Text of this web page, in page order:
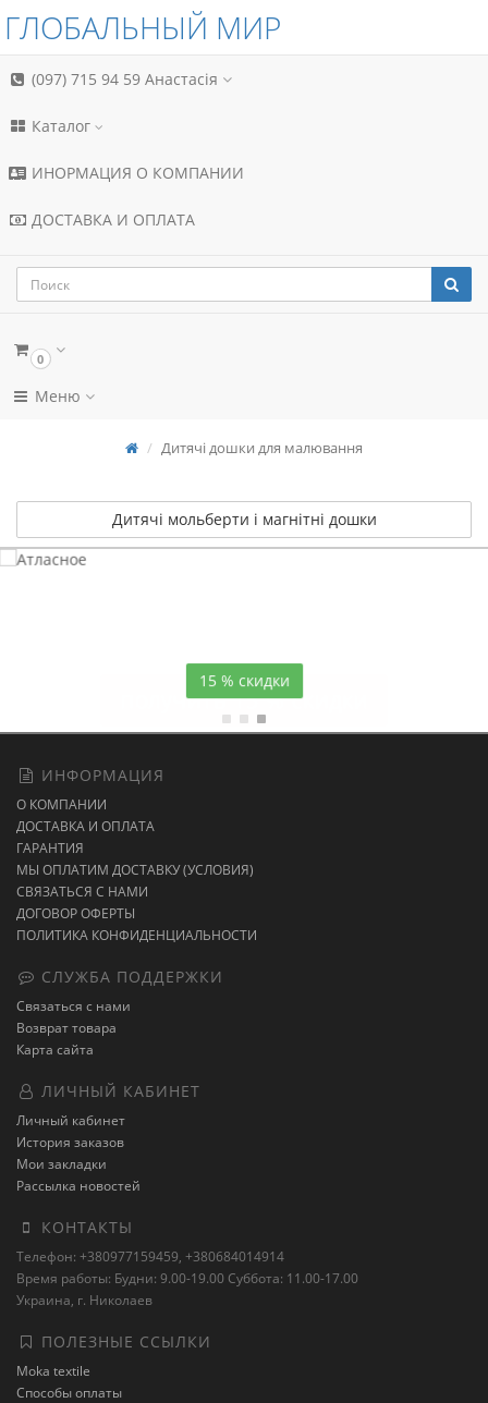
ГЛОБАЛЬНЫЙ МИР
(097) 715 94 59 Анастасія
Каталог
ИНОРМАЦИЯ О КОМПАНИИ
ДОСТАВКА И ОПЛАТА
0
Меню
Дитячі дошки для малювання
Дитячі мольберти і магнітні дошки
15 % скидки
ИНФОРМАЦИЯ
О КОМПАНИИ
ДОСТАВКА И ОПЛАТА
ГАРАНТИЯ
МЫ ОПЛАТИМ ДОСТАВКУ (УСЛОВИЯ)
СВЯЗАТЬСЯ С НАМИ
ДОГОВОР ОФЕРТЫ
ПОЛИТИКА КОНФИДЕНЦИАЛЬНОСТИ
СЛУЖБА ПОДДЕРЖКИ
Связаться с нами
Возврат товара
Карта сайта
ЛИЧНЫЙ КАБИНЕТ
Личный кабинет
История заказов
Мои закладки
Рассылка новостей
КОНТАКТЫ
Телефон: +380977159459, +380684014914
Время работы: Будни: 9.00-19.00 Суббота: 11.00-17.00
Украина, г. Николаев
ПОЛЕЗНЫЕ ССЫЛКИ
Moka textile
Способы оплаты